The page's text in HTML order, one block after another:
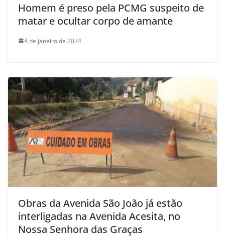
Homem é preso pela PCMG suspeito de
matar e ocultar corpo de amante
4 de janeiro de 2024
Obras da Avenida São João já estão
interligadas na Avenida Acesita, no
Nossa Senhora das Graças